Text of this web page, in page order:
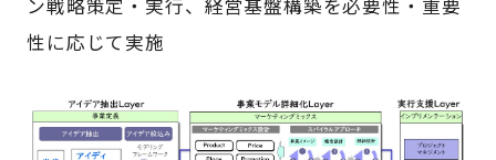
ン戦略策定・実行、経営基盤構築を必要性・重要
性に応じて実施